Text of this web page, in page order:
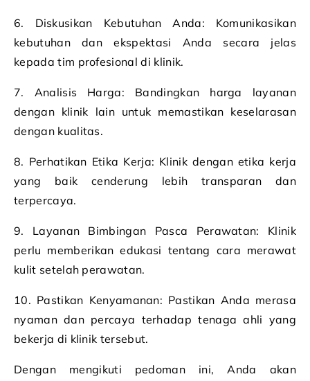
6. Diskusikan Kebutuhan Anda: Komunikasikan
kebutuhan dan ekspektasi Anda secara jelas
kepada tim profesional di klinik.
7. Analisis Harga: Bandingkan harga layanan
dengan klinik lain untuk memastikan keselarasan
dengan kualitas.
8. Perhatikan Etika Kerja: Klinik dengan etika kerja
yang baik cenderung lebih transparan dan
terpercaya.
9. Layanan Bimbingan Pasca Perawatan: Klinik
perlu memberikan edukasi tentang cara merawat
kulit setelah perawatan.
10. Pastikan Kenyamanan: Pastikan Anda merasa
nyaman dan percaya terhadap tenaga ahli yang
bekerja di klinik tersebut.
Dengan mengikuti pedoman ini, Anda akan